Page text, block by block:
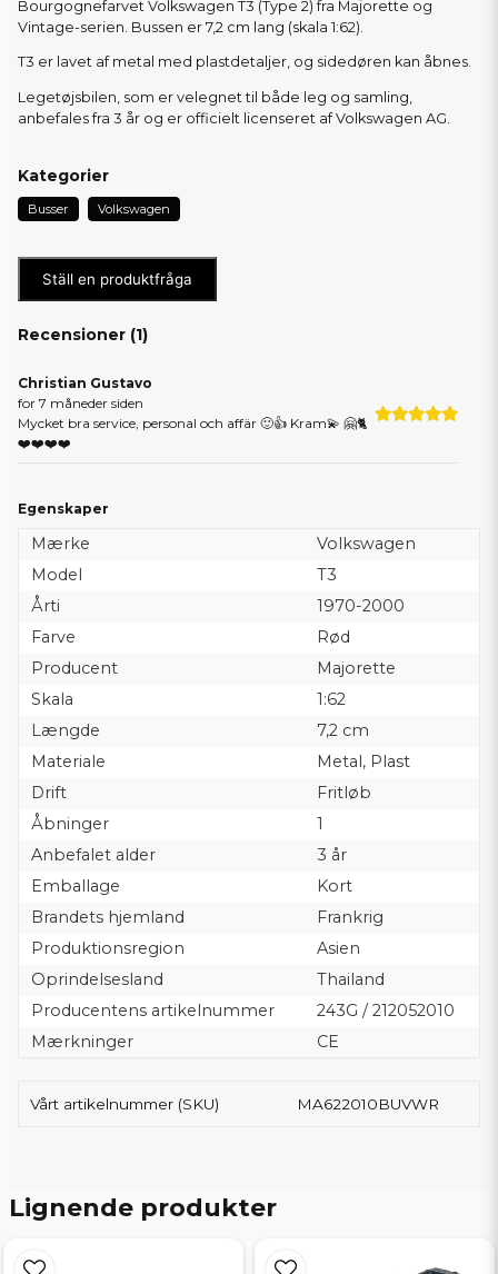
Bourgognefarvet Volkswagen T3 (Type 2) fra Majorette og
Vintage-serien. Bussen er 7,2 cm lang (skala 1:62).
T3 er lavet af metal med plastdetaljer, og sidedøren kan åbnes.
Legetøjsbilen, som er velegnet til både leg og samling,
anbefales fra 3 år og er officielt licenseret af Volkswagen AG.
Kategorier
Busser Volkswagen
Ställ en produktfråga
Recensioner (1)
Christian Gustavo
for 7 måneder siden
Mycket bra service, personal och affär 🙂👍 Kram💫 🤗🐈
❤️❤️❤️❤️
Egenskaper
Mærke
Volkswagen
Model
T3
Årti
1970-2000
Farve
Rød
Producent
Majorette
Skala
1:62
Længde
7,2 cm
Materiale
Metal, Plast
Drift
Fritløb
Åbninger
1
Anbefalet alder
3 år
Emballage
Kort
Brandets hjemland
Frankrig
Produktionsregion
Asien
Oprindelsesland
Thailand
Producentens artikelnummer
243G / 212052010
Mærkninger
CE
Vårt artikelnummer (SKU) MA622010BUVWR
Lignende produkter